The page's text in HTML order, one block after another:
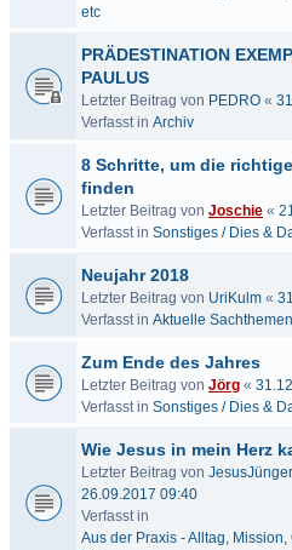
etc
PRÄDESTINATION
PAULUS
Letzter Beitrag von PEDRO «
Verfasst in Archiv
8 Schritte, um die
finden
Letzter Beitrag von Joschie «
Verfasst in Sonstiges / Dies &
Neujahr 2018
Letzter Beitrag von UriKulm «
Verfasst in Aktuelle Sachthemen
Zum Ende des Jahres
Letzter Beitrag von Jörg «
Verfasst in Sonstiges / Dies &
Wie Jesus in mein Herz
Letzter Beitrag von JesusJünger
26.09.2017 09:40
Verfasst in
Aus der Praxis - Alltag,